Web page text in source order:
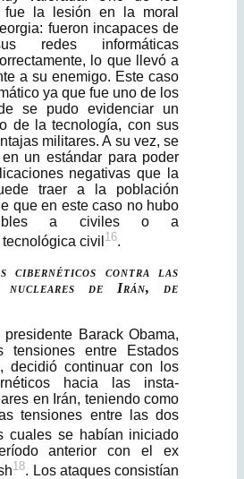
fue la lesión en la moral
fueron incapaces de
redes informáticas
lo que llevó a
a su enemigo. Este caso
ya que fue uno de los
se pudo evidenciar un
de la tecnología, con sus
militares. A su vez, se
un estándar para poder
negativas que la
traer a la población
que en este caso no hubo
a civiles o a
civil 16.
cibernéticos contra las
nucleares de Irán, de
Barack Obama,
tensiones entre Estados
decidió continuar con los
hacia las insta­
en Irán, teniendo como
tensiones entre las dos
cuales se habían iniciado
anterior con el ex
18. Los ataques consistían